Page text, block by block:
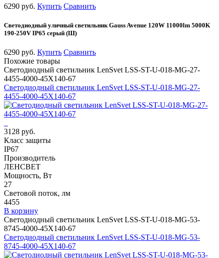
6290 руб. Купить Сравнить
Светодиодный уличный светильник Gauss Avenue 120W 11000lm 5000K
190-250V IP65 серый (Ш)
6290 руб. Купить Сравнить
Похожие товары
Светодиодный светильник LenSvet LSS-ST-U-018-MG-27-
4455-4000-45X140-67
Светодиодный светильник LenSvet LSS-ST-U-018-MG-27-
4455-4000-45X140-67
3128 руб.
Класс защиты
IP67
Производитель
ЛЕНСВЕТ
Мощность, Вт
27
Световой поток, лм
4455
В корзину
Светодиодный светильник LenSvet LSS-ST-U-018-MG-53-
8745-4000-45X140-67
Светодиодный светильник LenSvet LSS-ST-U-018-MG-53-
8745-4000-45X140-67